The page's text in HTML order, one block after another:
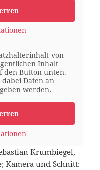
von
Inhalt
den Button unten.
Daten an
werden.
Krumbiegel,
Kamera und Schnitt: